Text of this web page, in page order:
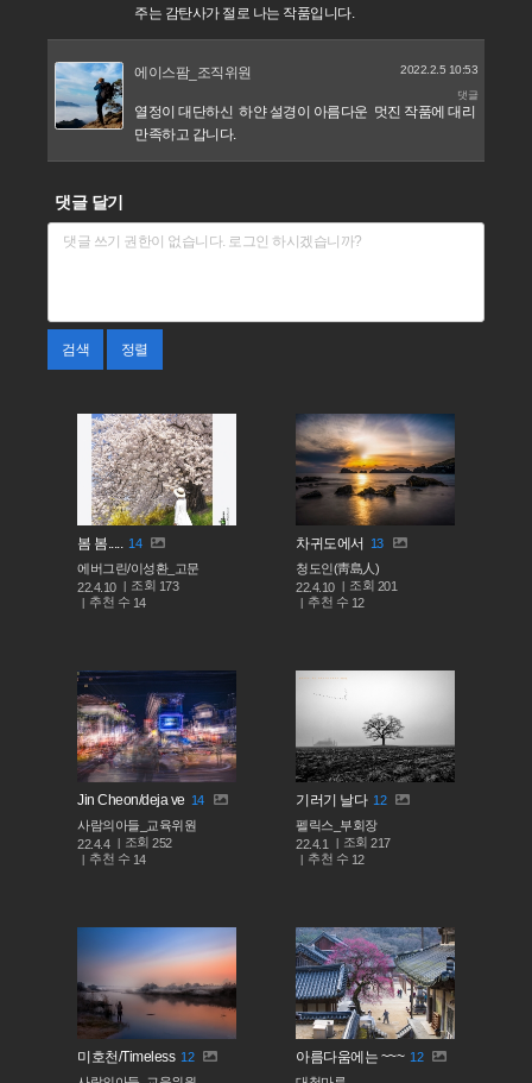
주는 감탄사가 절로 나는 작품입니다.
에이스팜_조직위원 2022.2.5 10:53
댓글
열정이 대단하신 하얀 설경이 아름다운 멋진 작품에 대리
만족하고 갑니다.
댓글 달기
검색 정렬
봄 봄.....
14
에버그린/이성환_고문
22.4.10
조회 173
추천 수 14
차귀도에서 13
청도인(靑島人)
22.4.10
조회 201
추천 수 12
Jin Cheon/deja ve 14
사람의아들_교육위원
22.4.4
조회252
추천 수 14
기러기 날다 12
펠릭스_부회장
22.4.1
조회217
추천 수 12
미호천/Timeless 12
아름다움에는 ~~~ 12